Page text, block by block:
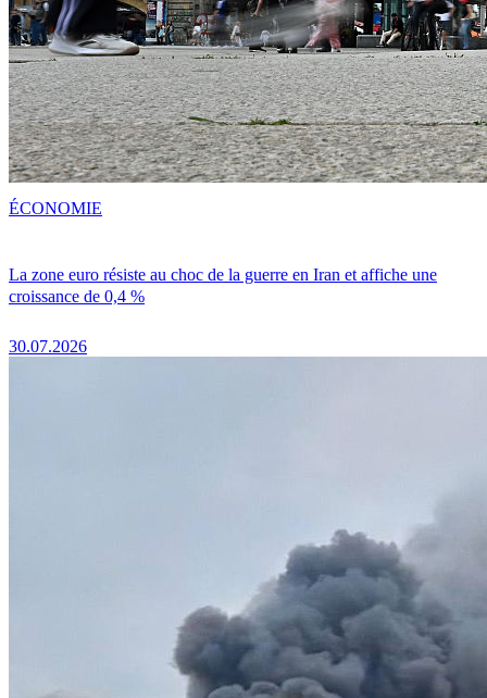
La zone euro résiste au choc de la guerre en Iran et affiche une
croissance de 0,4 %
30.07.2026
ÉCONOMIE